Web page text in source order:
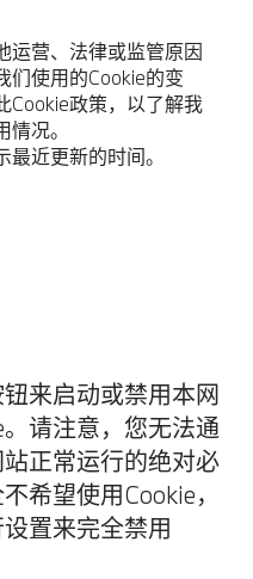
来启动或禁用本网
请注意，您无法通
正常运行的绝对必
希望使用Cookie，
置来完全禁用